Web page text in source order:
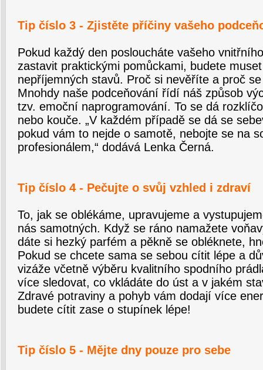
Tip číslo 3 - Zjistěte příčiny vašeho
Pokud každý den posloucháte vašeho
zastavit praktickými pomůckami, budete
nepříjemných stavů. Proč si nevěříte a proč
Mnohdy naše podceňování řídí náš způsob
tzv. emoční naprogramování. To se dá
nebo kouče. „V každém případě se dá se
pokud vám to nejde o samotě, nebojte se na
profesionálem,“ dodává Lenka Černá.
Tip číslo 4 - Pečujte o svůj vzhled i zdraví
To, jak se oblékáme, upravujeme a
nás samotných. Když se ráno namažete
dáte si hezký parfém a pěkně se obléknete,
Pokud se chcete sama se sebou cítit lépe a
vizáže včetně výběru kvalitního spodního
více sledovat, co vkládáte do úst a v jakém
Zdravé potraviny a pohyb vám dodají více
budete cítit zase o stupínek lépe!
Tip číslo 5 - Mějte dny pouze pro sebe